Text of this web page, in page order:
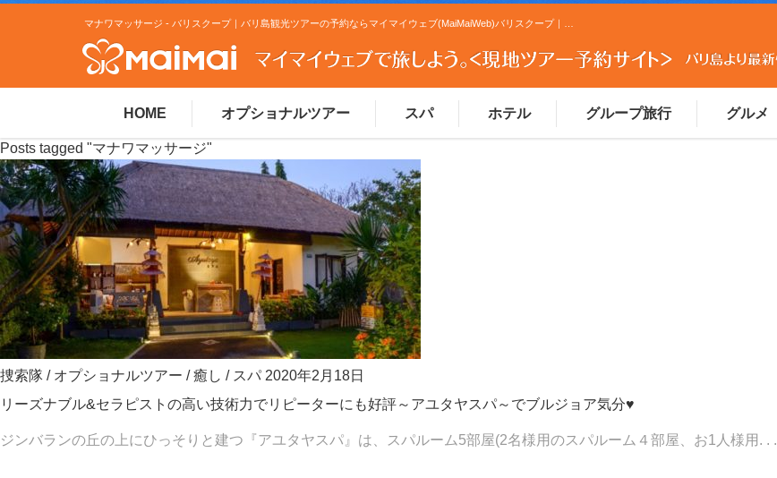
HOME オプショナルツアー スパ ホテル グループ旅行 グルメ
Posts tagged "マナワマッサージ"
捜索隊 / オプショナルツアー /癒し / スパ 2020年2月18日
リーズナブル&セラピストの高い技術力でリピーターにも好評～アユタヤスパ～でブルジョア気分♥
ジンバランの丘の上にひっそりと建つ『アユタヤスパ』は、スパルーム5部屋(2名様用のスパルーム４部屋、お1人様用. . .